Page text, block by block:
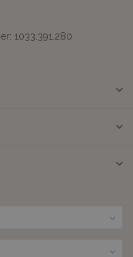
1033.391.280